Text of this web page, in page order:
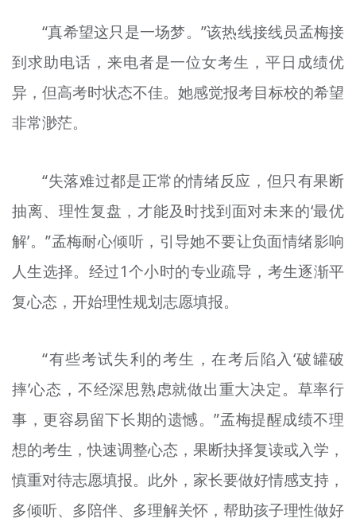
身边好人
文明评论
北京宣传文化引导基金
专题
资料库
+
“真希望这只是一场梦。”该热线接线员孟梅接
到求助电话，来电者是一位女考生，平日成绩优
异，但高考时状态不佳。她感觉报考目标校的希望
非常渺茫。
“失落难过都是正常的情绪反应，但只有果断
抽离、理性复盘，才能及时找到面对未来的‘最优
解’。”孟梅耐心倾听，引导她不要让负面情绪影响
人生选择。经过1个小时的专业疏导，考生逐渐平
复心态，开始理性规划志愿填报。
“有些考试失利的考生，在考后陷入‘破罐破
摔’心态，不经深思熟虑就做出重大决定。草率行
事，更容易留下长期的遗憾。”孟梅提醒成绩不理
想的考生，快速调整心态，果断抉择复读或入学，
慎重对待志愿填报。此外，家长要做好情感支持，
多倾听、多陪伴、多理解关怀，帮助孩子理性做好